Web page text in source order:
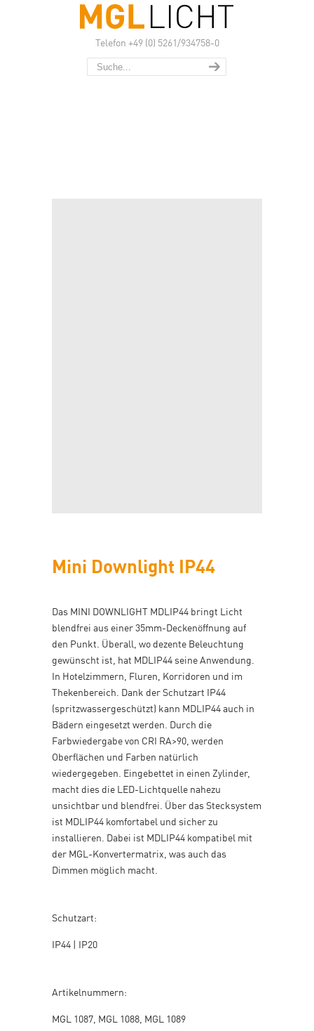
Telefon +49 (0) 5261/934758-0
Mini Downlight IP44
Das MINI DOWNLIGHT MDLIP44 bringt Licht
blendfrei aus einer 35mm-Deckenöffnung auf
den Punkt. Überall, wo dezente Beleuchtung
gewünscht ist, hat MDLIP44 seine Anwendung.
In Hotelzimmern, Fluren, Korridoren und im
Thekenbereich. Dank der Schutzart IP44
(spritzwassergeschützt) kann MDLIP44 auch in
Bädern eingesetzt werden. Durch die
Farbwiedergabe von CRI RA>90, werden
Oberflächen und Farben natürlich
wiedergegeben. Eingebettet in einen Zylinder,
macht dies die LED-Lichtquelle nahezu
unsichtbar und blendfrei. Über das Stecksystem
ist MDLIP44 komfortabel und sicher zu
installieren. Dabei ist MDLIP44 kompatibel mit
der MGL-Konvertermatrix, was auch das
Dimmen möglich macht.
Schutzart:
IP44 | IP20
Artikelnummern:
MGL 1087, MGL 1088, MGL 1089